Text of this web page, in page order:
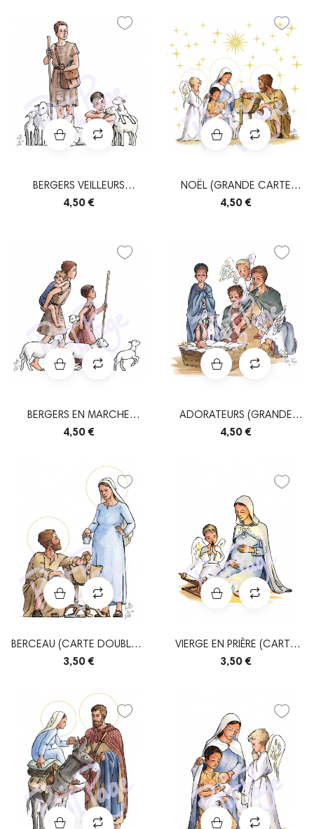
BERGERS VEILLEURS
(GRANDE CARTE...
4,50 €
NOËL (GRANDE CARTE
DOUBLE + ENVELOPPE)
4,50 €
BERGERS EN MARCHE
(GRANDE CARTE...
4,50 €
ADORATEURS (GRANDE
CARTE DOUBLE +...
4,50 €
BERCEAU (CARTE DOUBLE +
ENVELOPPE)
3,50 €
VIERGE EN PRIÈRE (CARTE
DOUBLE +...
3,50 €